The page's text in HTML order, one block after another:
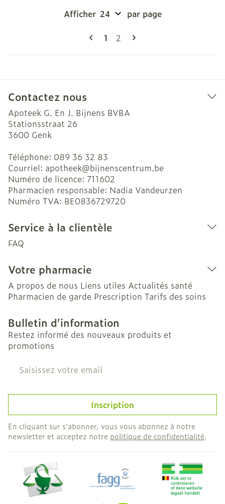
Pages
Vous lisez actuellement la
1 Page
2
Afficher par page
Contactez nous
Apoteek G. En J. Bijnens BVBA
Stationsstraat 26
3600 Genk
Téléphone: 089 36 32 83
Courriel: apotheek@bijnenscentrum.be
Numéro de licence: 711602
Pharmacien responsable: Nadia Vandeurzen
Numéro TVA: BE0836729720
Service à la clientèle
FAQ
Votre pharmacie
A propos de nous Liens utiles Actualités santé
Pharmacien de garde Prescription Tarifs des soins
Bulletin d’information
Restez informé des nouveaux produits et
promotions
Adresse mail
Inscription
En cliquant sur s'abonner, vous vous abonnez à notre
newsletter et acceptez notre politique de confidentialité.